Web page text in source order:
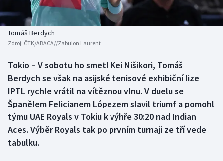
Basketbal
Biatlon
Box
Curling
Dostihy
Historické návraty
Aplikace ČT sport
Tomáš Berdych
Zdroj: ČTK/ABACA//Zabulon Laurent
Tokio – V sobotu ho smetl Kei Nišikori, Tomáš
Berdych se však na asijské tenisové exhibiční lize
IPTL rychle vrátil na vítěznou vlnu. V duelu se
Španělem Felicianem Lópezem slavil triumf a pomohl
týmu UAE Royals v Tokiu k výhře 30:20 nad Indian
Aces. Výběr Royals tak po prvním turnaji ze tří vede
tabulku.